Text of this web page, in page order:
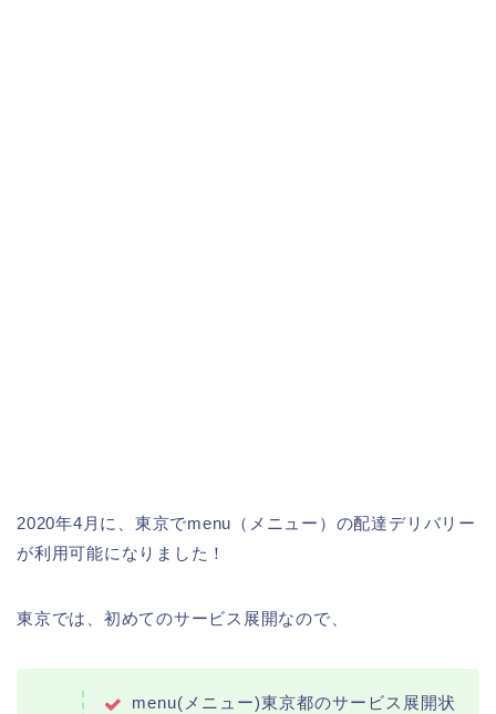
2020年4月に、東京でmenu（メニュー）の配達デリバリー
が利用可能になりました！
東京では、初めてのサービス展開なので、
menu(メニュー)東京都のサービス展開状